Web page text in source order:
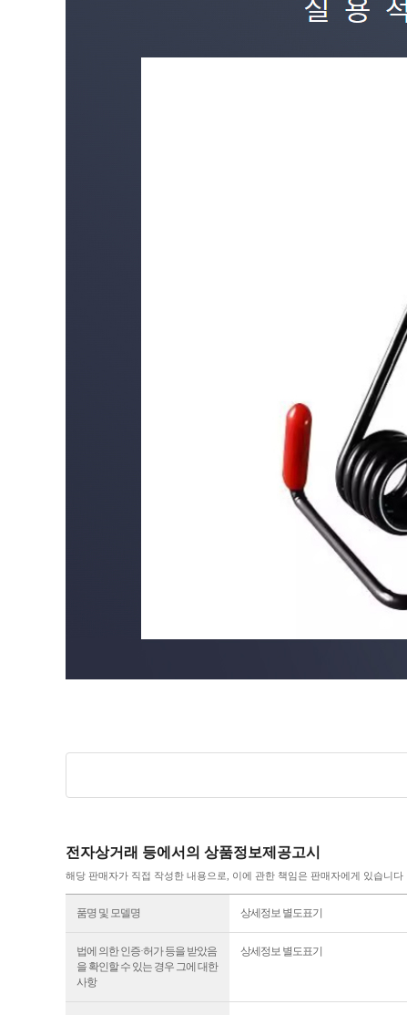
전자상거래 등에서의 상품정보제공고시
해당 판매자가 직접 작성한 내용으로, 이에 관한 책임은 판매자에게 있습니다
품명 및 모델명 상세정보 별도표기
법에 의한 인증·허가 등을 받았음
을 확인할 수 있는 경우 그에 대한
사항
상세정보 별도표기